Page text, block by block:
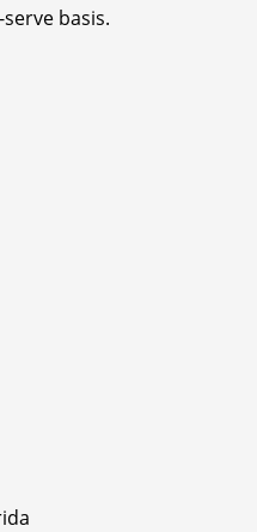
basis.